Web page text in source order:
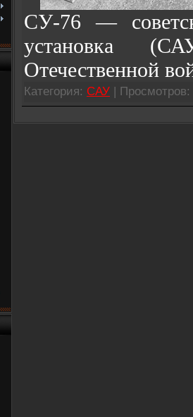
СУ-76 —
установка
Отечественной
Категория: САУ |